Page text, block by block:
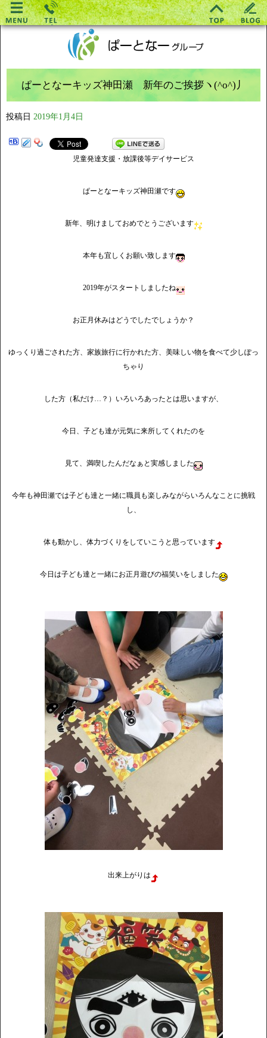
ぱーとなーキッズ神田瀬 新年のご挨拶ヽ(^o^)丿
投稿日 2019年1月4日
児童発達支援・放課後等デイサービス
ぱーとなーキッズ神田瀬です
新年、明けましておめでとうございます
本年も宜しくお願い致します
2019年がスタートしましたね
お正月休みはどうでしたでしょうか？
ゆっくり過ごされた方、家族旅行に行かれた方、美味しい物を食べて少しぽっ
ちゃり
した方（私だけ…？）いろいろあったとは思いますが、
今日、子ども達が元気に来所してくれたのを
見て、満喫したんだなぁと実感しました
今年も神田瀬では子ども達と一緒に職員も楽しみながらいろんなことに挑戦
し、
体も動かし、体力づくりをしていこうと思っています
今日は子ども達と一緒にお正月遊びの福笑いをしました
出来上がりは